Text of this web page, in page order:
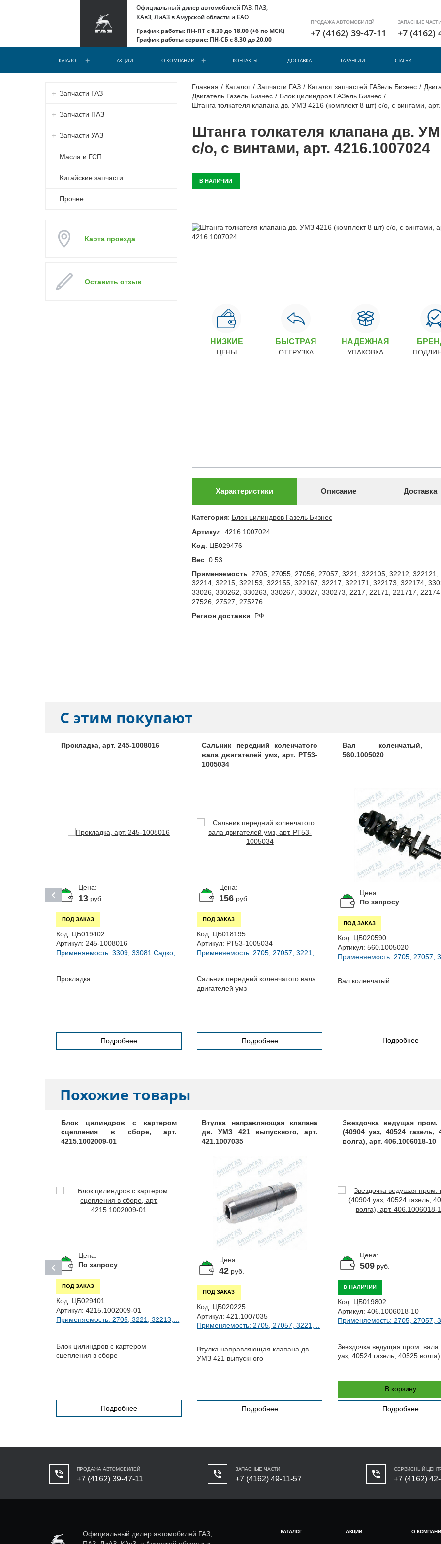
Официальный дилер автомобилей ГАЗ, ПАЗ,
КАвЗ, ЛиАЗ в Амурской области и ЕАО
График работы: ПН-ПТ с 8.30 до 18.00 (+6 по МСК)
График работы сервис: ПН-СБ с 8.30 до 20.00
ПРОДАЖА АВТОМОБИЛЕЙ
+7 (4162) 39-47-11
ЗАПАСНЫЕ ЧАСТИ
+7 (4162)
КАТАЛОГ АКЦИИ О КОМПАНИИ КОНТАКТЫ ДОСТАВКА ГАРАНТИИ СТАТЬИ
Главная / Каталог / Запчасти ГАЗ / Каталог запчастей ГАЗель Бизнес /
Двигатель Газель Бизнес / Блок цилиндров ГАЗель Бизнес /
Штанга толкателя клапана дв. УМЗ 4216 (комплект 8 шт) с/о, с винтами,
Штанга толкателя клапана дв.
с/о, с винтами, арт. 4216.1007024
Запчасти ГАЗ
Запчасти ПАЗ
Запчасти УАЗ
Масла и ГСП
Китайские запчасти
Прочее
Карта проезда
Оставить отзыв
В НАЛИЧИИ
НИЗКИЕ
ЦЕНЫ
БЫСТРАЯ
ОТГРУЗКА
НАДЕЖНАЯ
УПАКОВКА
Характеристики Описание Доставка
Категория: Блок цилиндров Газель Бизнес
Артикул: 4216.1007024
Код: ЦБ029476
Вес: 0.53
Применяемость: 2705, 27055, 27056, 27057, 3221, 322105, 32212,
32214, 32215, 322153, 322155, 322167, 32217, 322171, 322173, 322174,
33026, 330262, 330263, 330267, 33027, 330273, 2217, 22171, 221717,
27526, 27527, 275276
Регион доставки: РФ
С этим покупают
Прокладка, арт. 245-1008016
Цена:
13 руб.
ПОД ЗАКАЗ
Код: ЦБ019402
Артикул: 245-1008016
Применяемость: 3309, 33081 Садко,...
Прокладка
Подробнее
Сальник передний коленчатого
вала двигателей умз, арт. РТ53-
1005034
Цена:
156 руб.
ПОД ЗАКАЗ
Код: ЦБ018195
Артикул: РТ53-1005034
Применяемость: 2705, 27057, 3221,...
Сальник передний коленчатого вала
двигателей умз
Подробнее
Вал коленчатый,
560.1005020
Цена:
По запросу
ПОД ЗАКАЗ
Код: ЦБ020590
Артикул: 560.1005020
Применяемость: 2705, 27057,
Вал коленчатый
Подробнее
Похожие товары
Блок цилиндров с картером
сцепления в сборе, арт.
4215.1002009-01
Цена:
По запросу
ПОД ЗАКАЗ
Код: ЦБ029401
Артикул: 4215.1002009-01
Применяемость: 2705, 3221, 32213,...
Блок цилиндров с картером
сцепления в сборе
Подробнее
Втулка направляющая клапана
дв. УМЗ 421 выпускного, арт.
421.1007035
Цена:
42 руб.
ПОД ЗАКАЗ
Код: ЦБ020225
Артикул: 421.1007035
Применяемость: 2705, 27057, 3221,...
Втулка направляющая клапана дв.
УМЗ 421 выпускного
Подробнее
Звездочка ведущая пром.
(40904 уаз, 40524 газель,
волга), арт. 406.1006018-10
Цена:
509 руб.
В НАЛИЧИИ
Код: ЦБ019802
Артикул: 406.1006018-10
Применяемость: 2705, 27057,
Звездочка ведущая пром. вала
уаз, 40524 газель, 40525 волга)
В корзину
Подробнее
ПРОДАЖА АВТОМОБИЛЕЙ
+7 (4162) 39-47-11
ЗАПАСНЫЕ ЧАСТИ
+7 (4162) 49-11-57
СЕРВИСНЫЙ
+7 (4162)
Официальный дилер автомобилей ГАЗ,
КАТАЛОГ АКЦИИ О